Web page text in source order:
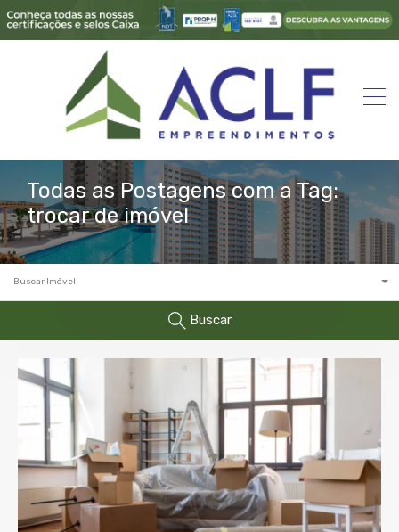
Todas as Postagens com a Tag:
trocar de imóvel
Buscar Imóvel
Buscar